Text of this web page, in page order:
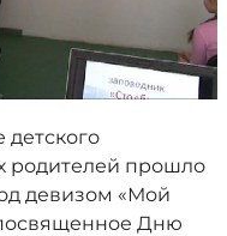
детского
родителей прошло
девизом «Мой
Дню